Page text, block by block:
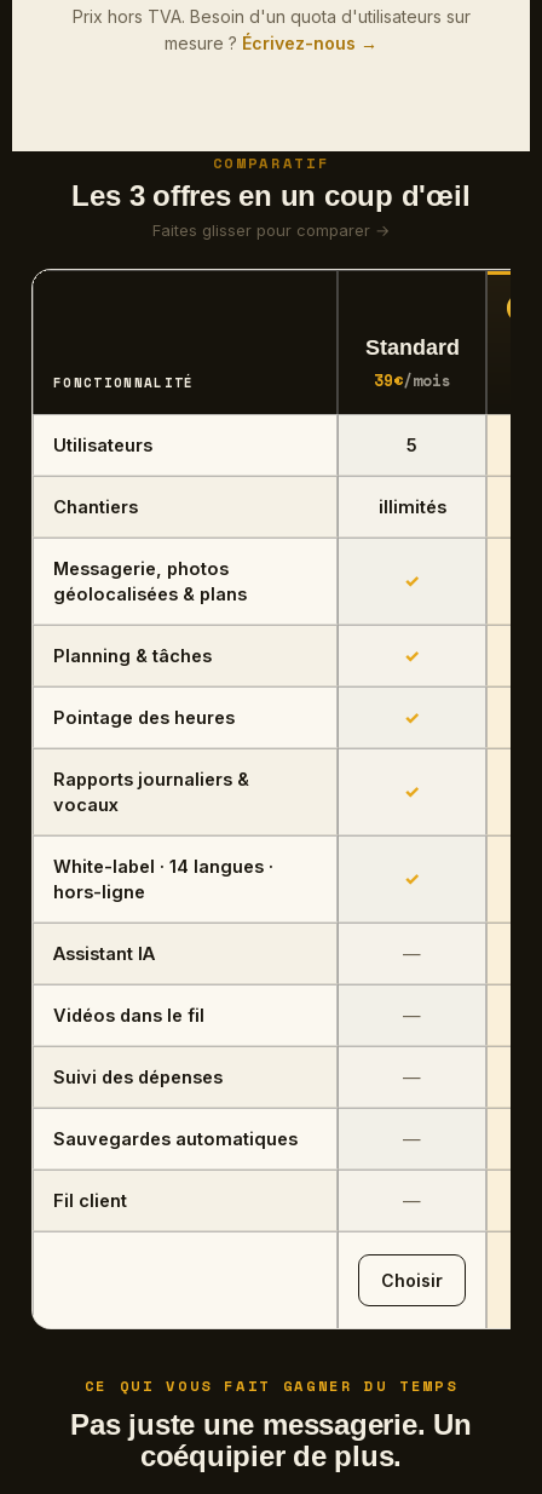
Prix hors TVA. Besoin d'un quota d'utilisateurs sur
mesure ? Écrivez-nous →
COMPARATIF
Les 3 offres en un coup d'œil
Faites glisser pour comparer →
FONCTIONNALITÉ
Standard
39€/mois
Utilisateurs 5
Chantiers illimités
Messagerie, photos
géolocalisées & plans
Inclus
✓
Planning & tâches Inclus
✓
Pointage des heures Inclus
✓
Rapports journaliers &
vocaux
Inclus
✓
White-label · 14 langues ·
hors-ligne
Inclus
✓
Assistant IA Non inclus
—
Vidéos dans le fil Non inclus
—
Suivi des dépenses Non inclus
—
Sauvegardes automatiques Non inclus
—
Fil client Non inclus
—
Choisir
CE QUI VOUS FAIT GAGNER DU TEMPS
Pas juste une messagerie. Un
coéquipier de plus.